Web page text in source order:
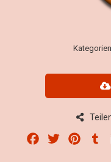
Facebook
Twitter